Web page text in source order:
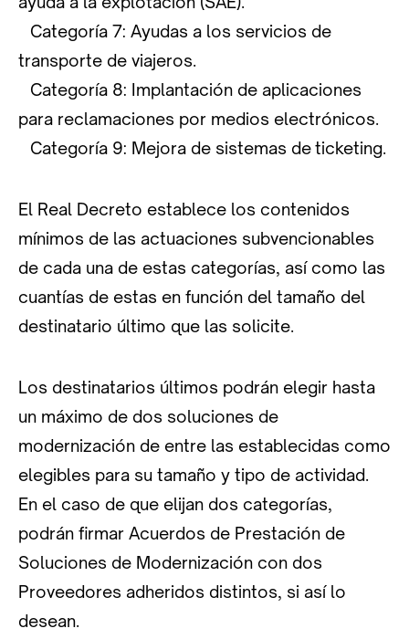
Categoría 7: Ayudas a los servicios de
transporte de viajeros.
Categoría 8: Implantación de aplicaciones
para reclamaciones por medios electrónicos.
Categoría 9: Mejora de sistemas de ticketing.
El Real Decreto establece los contenidos
mínimos de las actuaciones subvencionables
de cada una de estas categorías, así como las
cuantías de estas en función del tamaño del
destinatario último que las solicite.
Los destinatarios últimos podrán elegir hasta
un máximo de dos soluciones de
modernización de entre las establecidas como
elegibles para su tamaño y tipo de actividad.
En el caso de que elijan dos categorías,
podrán firmar Acuerdos de Prestación de
Soluciones de Modernización con dos
Proveedores adheridos distintos, si así lo
desean.